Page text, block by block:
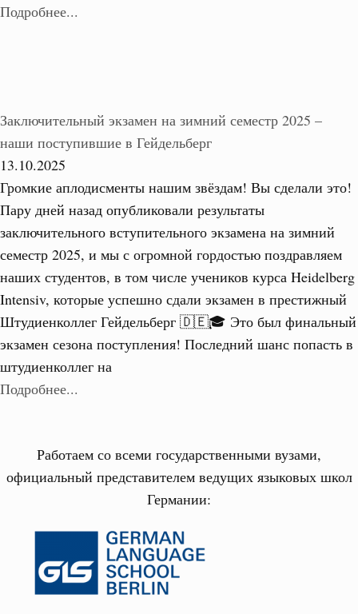
Подробнее...
Заключительный экзамен на зимний семестр 2025 –
наши поступившие в Гейдельберг
13.10.2025
Громкие аплодисменты нашим звёздам! Вы сделали это!
Пару дней назад опубликовали результаты
заключительного вступительного экзамена на зимний
семестр 2025, и мы с огромной гордостью поздравляем
наших студентов, в том числе учеников курса Heidelberg
Intensiv, которые успешно сдали экзамен в престижный
Штудиенколлег Гейдельберг 🇩🇪🎓 Это был финальный
экзамен сезона поступления! Последний шанс попасть в
штудиенколлег на
Подробнее...
Работаем со всеми государственными вузами,
официальный представителем ведущих языковых школ
Германии: